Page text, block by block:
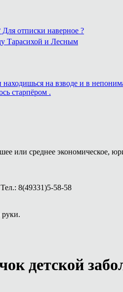
Для отписки наверное ?
Тарасихой и Лесным
находишься на взводе и в
старпёром .
или среднее экономическое,
8(49331)5-58-58
руки.
детской